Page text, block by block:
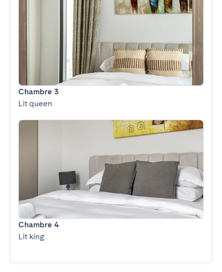
Chambre 3
Lit queen
Chambre 4
Lit king